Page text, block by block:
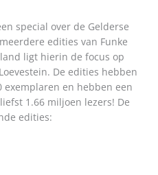
special over de Gelderse
edities van Funke
ligt hierin de focus op
De edities hebben
exemplaren en hebben een
1.66 miljoen lezers! De
edities: